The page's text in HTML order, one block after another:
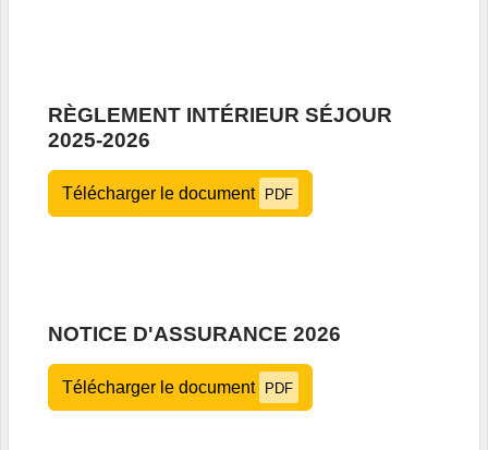
RÈGLEMENT INTÉRIEUR SÉJOUR
2025-2026
Télécharger le document PDF
NOTICE D'ASSURANCE 2026
Télécharger le document PDF